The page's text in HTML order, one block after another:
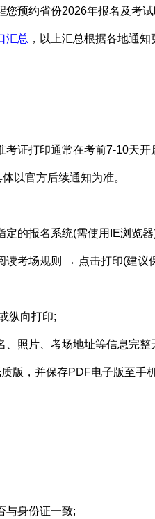
您预约省份2026年报名及考
汇总 ，以上汇总根据各地通知
考证打印通常在考前7-10天
以官方后续通知为准。
的报名系统(需使用IE浏览器
考场规则 → 点击打印(建议
纵向打印;
、照片、考场地址等信息完整
版，并保存PDF电子版至手
与身份证一致;